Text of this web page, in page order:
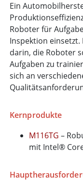
Ein
Roboter für
Inspektion
darin, die Roboter
Aufgaben zu
sich an
Kernprodukte
M116TG –
mit Intel®